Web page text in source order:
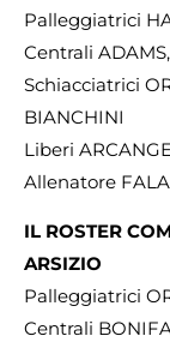
Palleggiatrici
Centrali
Schiacciatrici
BIANCHINI
Liberi
Allenatore
IL ROSTER
ARSIZIO
Palleggiatrici
Centrali